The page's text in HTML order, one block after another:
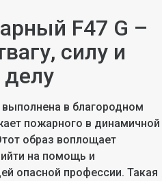
F47 G –
силу и
делу
в благородном
пожарного в динамичной
образ воплощает
на помощь и
опасной профессии. Такая